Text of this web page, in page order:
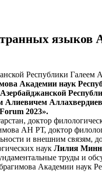
языков
Академии наук
Алиевичем
2023».
доктор
АН РТ, доктор
и внешним связям,
наук Лилия
труды и
Академии наук